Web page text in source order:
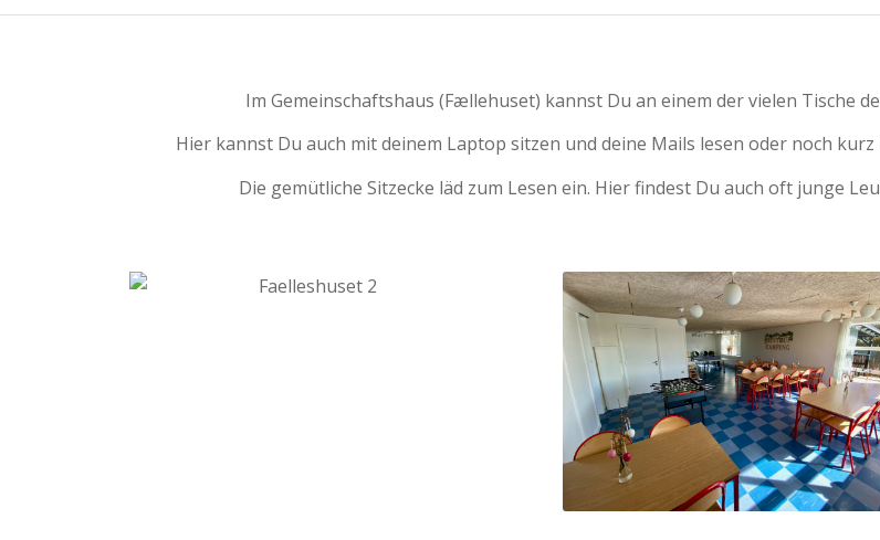
Im Gemeinschaftshaus (Fællehuset) kannst Du an einem der vielen Tische
Hier kannst Du auch mit deinem Laptop sitzen und deine Mails lesen oder noch
Die gemütliche Sitzecke läd zum Lesen ein. Hier findest Du auch oft junge